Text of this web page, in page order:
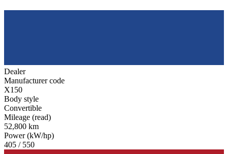
Dealer
Manufacturer code
X150
Body style
Convertible
Mileage (read)
52,800 km
Power (kW/hp)
405 / 550